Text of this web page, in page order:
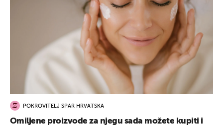
POKROVITELJ SPAR HRVATSKA
Omiljene proizvode za njegu sada možete kupiti i